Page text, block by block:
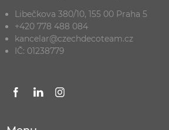
Libečkova 380/10, 155 00 Praha 5
+420 778 488 084
kancelar@czechdecoteam.cz
IČ: 01238779